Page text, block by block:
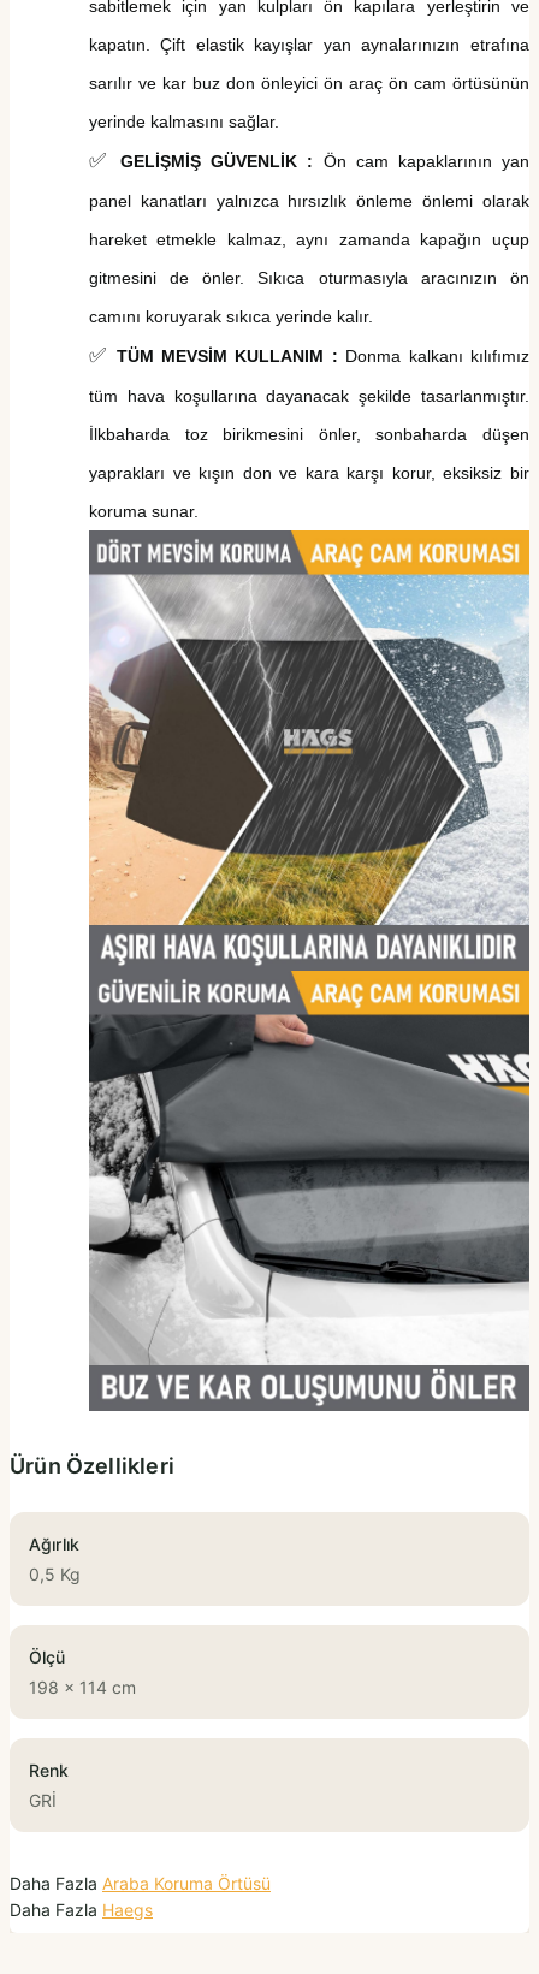
sabitlemek için yan kulpları ön kapılara yerleştirin ve
kapatın. Çift elastik kayışlar yan aynalarınızın etrafına
sarılır ve kar buz don önleyici ön araç ön cam örtüsünün
yerinde kalmasını sağlar.
✅ GELİŞMİŞ GÜVENLİK : Ön cam kapaklarının yan
panel kanatları yalnızca hırsızlık önleme önlemi olarak
hareket etmekle kalmaz, aynı zamanda kapağın uçup
gitmesini de önler. Sıkıca oturmasıyla aracınızın ön
camını koruyarak sıkıca yerinde kalır.
✅ TÜM MEVSİM KULLANIM : Donma kalkanı kılıfımız
tüm hava koşullarına dayanacak şekilde tasarlanmıştır.
İlkbaharda toz birikmesini önler, sonbaharda düşen
yaprakları ve kışın don ve kara karşı korur, eksiksiz bir
koruma sunar.
Ürün Özellikleri
Ağırlık
0,5 Kg
Ölçü
198 x 114 cm
Renk
GRİ
Daha Fazla Araba Koruma Örtüsü
Daha Fazla Haegs